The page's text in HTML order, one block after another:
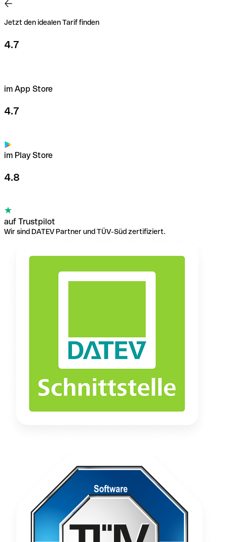
Jetzt den idealen Tarif finden
4.7
im App Store
4.7
im Play Store
4.8
auf Trustpilot
Wir sind DATEV Partner und TÜV-Süd zertifiziert.